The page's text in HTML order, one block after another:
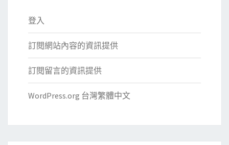
登入
訂閱網站內容的資訊提供
訂閱留言的資訊提供
WordPress.org 台灣繁體中文